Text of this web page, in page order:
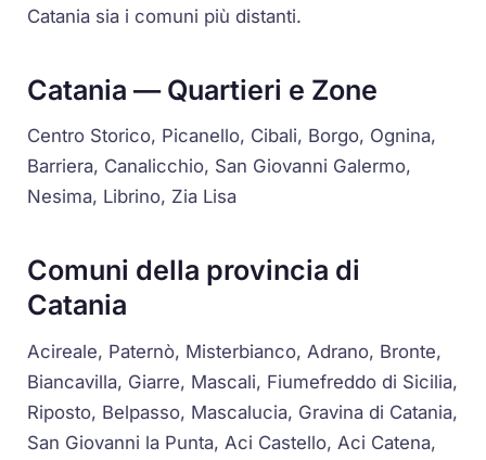
Catania sia i comuni più distanti.
Catania — Quartieri e Zone
Centro Storico, Picanello, Cibali, Borgo, Ognina,
Barriera, Canalicchio, San Giovanni Galermo,
Nesima, Librino, Zia Lisa
Comuni della provincia di
Catania
Acireale, Paternò, Misterbianco, Adrano, Bronte,
Biancavilla, Giarre, Mascali, Fiumefreddo di Sicilia,
Riposto, Belpasso, Mascalucia, Gravina di Catania,
San Giovanni la Punta, Aci Castello, Aci Catena,